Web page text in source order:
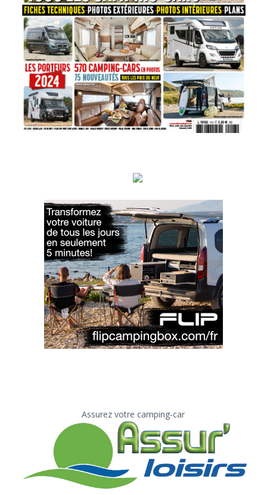
Assurez votre camping-car